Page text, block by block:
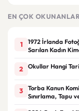
EN ÇOK OKUNANLAR
1
1972 İrlanda
Sarılan Kadın
2 Okullar Hangi
3
Torba Kanun
Sınırlama, Tapu